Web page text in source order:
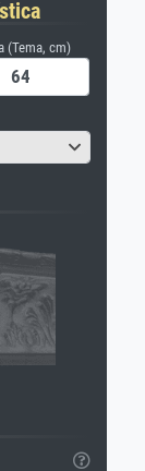
(Tema, cm)